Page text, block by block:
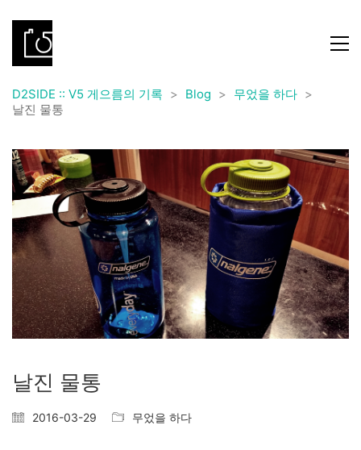
D2SIDE :: V5 게으름의 기록 > Blog > 무었을 하다 >
날진 물통
날진 물통
2016-03-29 무었을 하다